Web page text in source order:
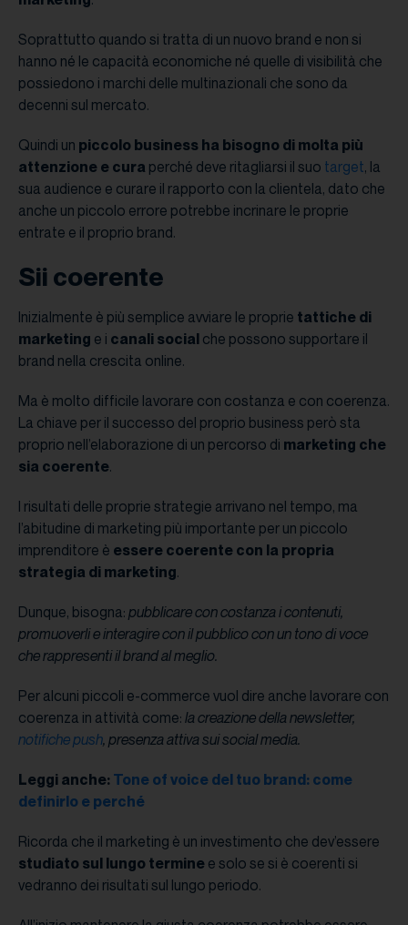
Soprattutto quando si tratta di un nuovo brand e non si
hanno né le capacità economiche né quelle di visibilità che
possiedono i marchi delle multinazionali che sono da
decenni sul mercato.
Quindi un piccolo business ha bisogno di molta più
attenzione e cura perché deve ritagliarsi il suo target, la
sua audience e curare il rapporto con la clientela, dato che
anche un piccolo errore potrebbe incrinare le proprie
entrate e il proprio brand.
Sii coerente
Inizialmente è più semplice avviare le proprie tattiche di
marketing e i canali social che possono supportare il
brand nella crescita online.
Ma è molto difficile lavorare con costanza e con coerenza.
La chiave per il successo del proprio business però sta
proprio nell’elaborazione di un percorso di marketing che
sia coerente.
I risultati delle proprie strategie arrivano nel tempo, ma
l’abitudine di marketing più importante per un piccolo
imprenditore è essere coerente con la propria
strategia di marketing.
Dunque, bisogna: pubblicare con costanza i contenuti,
promuoverli e interagire con il pubblico con un tono di voce
che rappresenti il brand al meglio.
Per alcuni piccoli e-commerce vuol dire anche lavorare con
coerenza in attività come: la creazione della newsletter,
notifiche push, presenza attiva sui social media.
Leggi anche: Tone of voice del tuo brand: come
definirlo e perché
Ricorda che il marketing è un investimento che dev’essere
studiato sul lungo termine e solo se si è coerenti si
vedranno dei risultati sul lungo periodo.